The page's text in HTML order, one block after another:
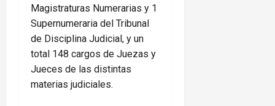
Magistraturas Numerarias y 1
Supernumeraria del Tribunal
de Disciplina Judicial, y un
total 148 cargos de Juezas y
Jueces de las distintas
materias judiciales.